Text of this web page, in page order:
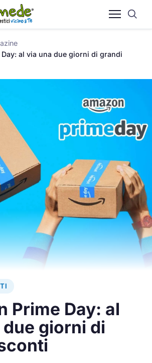
al via una due giorni di grandi
Prime Day: al
giorni di